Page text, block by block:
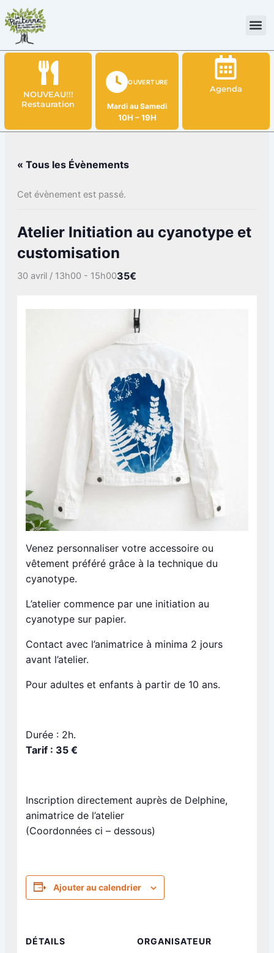
Aller
au
contenu
NOUVEAU!!!
Restauration
OUVERTURE
Mardi au Samedi
10H – 19H
Agenda
« Tous les Évènements
Cet évènement est passé.
Atelier Initiation au cyanotype et
customisation
30 avril / 13h00 - 15h0035€
Venez personnaliser votre accessoire ou
vêtement préféré grâce à la technique du
cyanotype.
L’atelier commence par une initiation au
cyanotype sur papier.
Contact avec l’animatrice à minima 2 jours
avant l’atelier.
Pour adultes et enfants à partir de 10 ans.
Durée : 2h.
Tarif : 35 €
Inscription directement auprès de Delphine,
animatrice de l’atelier
(Coordonnées ci – dessous)
Ajouter au calendrier
DÉTAILS
ORGANISATEUR